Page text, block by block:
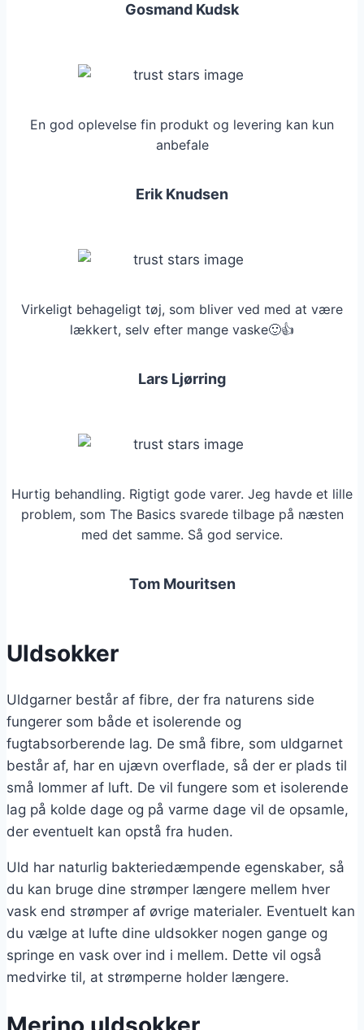
Gosmand Kudsk
En god oplevelse fin produkt og levering kan kun
anbefale
Erik Knudsen
Virkeligt behageligt tøj, som bliver ved med at være
lækkert, selv efter mange vaske🙂👍
Lars Ljørring
Hurtig behandling. Rigtigt gode varer. Jeg havde et lille
problem, som The Basics svarede tilbage på næsten
med det samme. Så god service.
Tom Mouritsen
Uldsokker
Uldgarner består af fibre, der fra naturens side
fungerer som både et isolerende og
fugtabsorberende lag. De små fibre, som uldgarnet
består af, har en ujævn overflade, så der er plads til
små lommer af luft. De vil fungere som et isolerende
lag på kolde dage og på varme dage vil de opsamle,
der eventuelt kan opstå fra huden.
Uld har naturlig bakteriedæmpende egenskaber, så
du kan bruge dine strømper længere mellem hver
vask end strømper af øvrige materialer. Eventuelt kan
du vælge at lufte dine uldsokker nogen gange og
springe en vask over ind i mellem. Dette vil også
medvirke til, at strømperne holder længere.